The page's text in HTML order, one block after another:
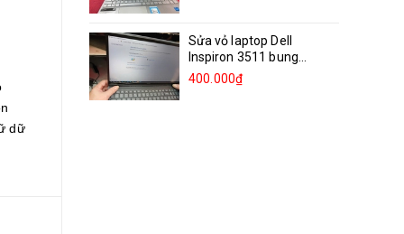
dữ
Sửa vỏ laptop Dell
Inspiron 3511 bung
bản...
400.000₫